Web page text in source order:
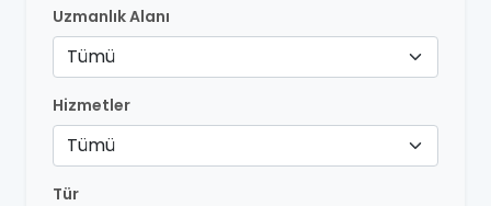
Uzmanlık Alanı
Tümü
Hizmetler
Tümü
Tür